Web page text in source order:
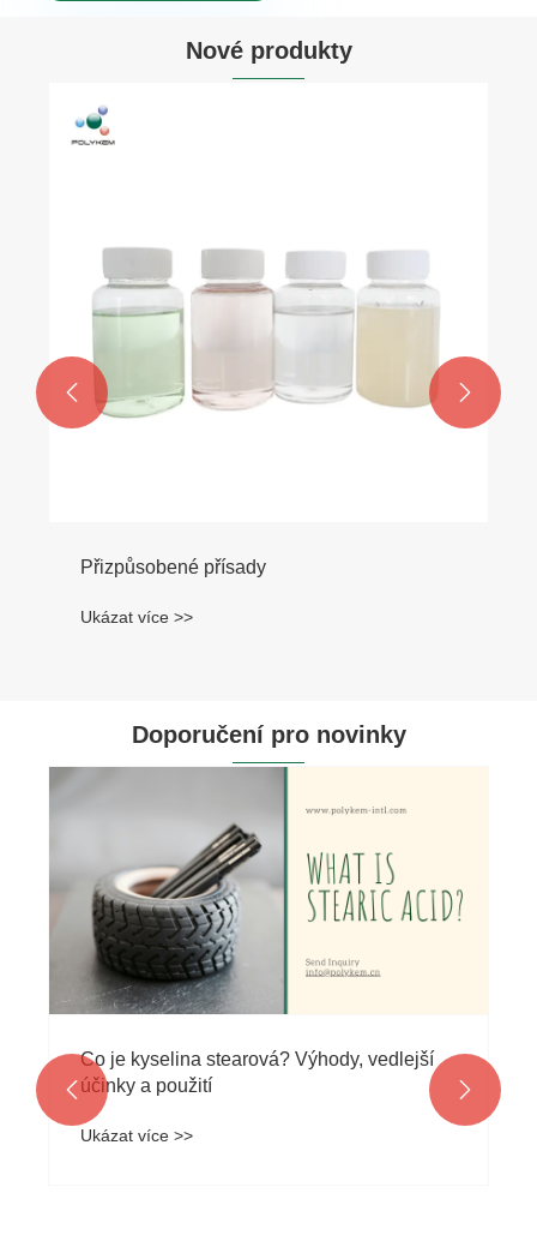
Nové produkty
Přizpůsobené přísady
Ukázat více >>
 
Doporučení pro novinky
Co je kyselina stearová? Výhody, vedlejší
účinky a použití
Ukázat více >>
 